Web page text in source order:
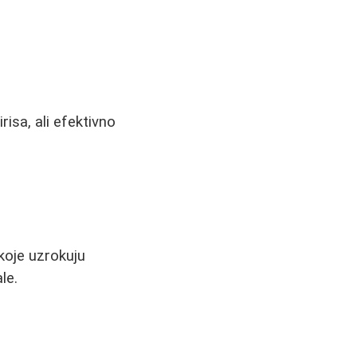
ali efektivno
uzrokuju